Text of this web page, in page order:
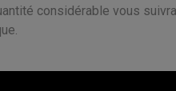
considérable vous suivra.